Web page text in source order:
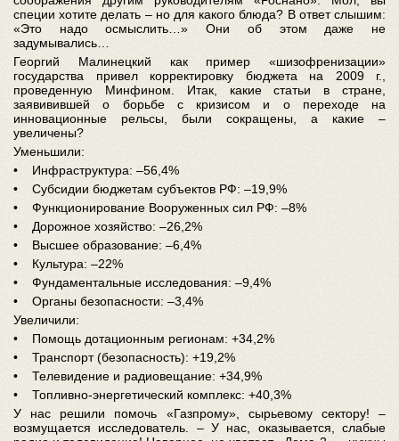
специи хотите делать – но для какого блюда? В ответ слышим:
«Это надо осмыслить…» Они об этом даже не
задумывались…
Георгий Малинецкий как пример «шизофренизации»
государства привел корректировку бюджета на 2009 г.,
проведенную Минфином. Итак, какие статьи в стране,
заявивившей о борьбе с кризисом и о переходе на
инновационные рельсы, были сокращены, а какие –
увеличены?
Уменьшили:
• Инфраструктура: –56,4%
• Субсидии бюджетам субъектов РФ: –19,9%
• Функционирование Вооруженных сил РФ: –8%
• Дорожное хозяйство: –26,2%
• Высшее образование: –6,4%
• Культура: –22%
• Фундаментальные исследования: –9,4%
• Органы безопасности: –3,4%
Увеличили:
• Помощь дотационным регионам: +34,2%
• Транспорт (безопасность): +19,2%
• Телевидение и радиовещание: +34,9%
• Топливно-энергетический комплекс: +40,3%
У нас решили помочь «Газпрому», сырьевому сектору! –
возмущается исследователь. – У нас, оказывается, слабые